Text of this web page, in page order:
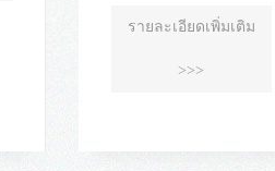
รายละเอียดเพิ่มเติม
>>>